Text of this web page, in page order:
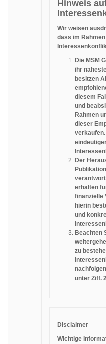
Hinweis
Wir weisen
dass im
Die MSM
ihr
besitzen
diesem
und
Rahmen
dieser
Der
erhalten
finanzielle
hierin
und
Beachten
zu
unter Ziff.
Disclaimer
Wichtige